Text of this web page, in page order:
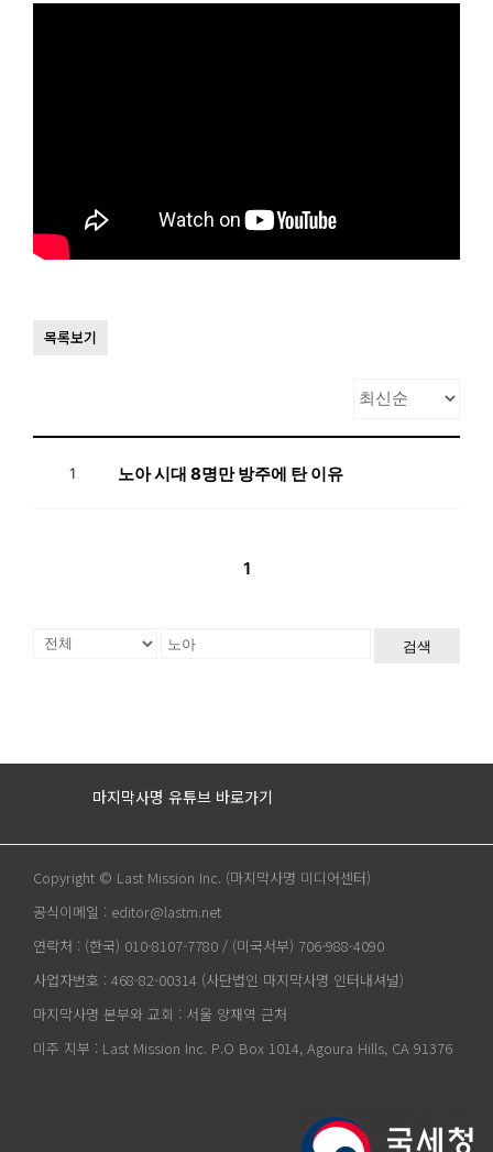
목록보기
1 노아 시대 8명만 방주에 탄 이유
1
검색
마지막사명 유튜브 바로가기
Copyright © Last Mission Inc. (마지막사명 미디어센터)
공식이메일 : editor@lastm.net
연락처 : (한국) 010-8107-7780 / (미국서부) 706-988-4090
사업자번호 : 468-82-00314 (사단법인 마지막사명 인터내셔널)
마지막사명 본부와 교회 : 서울 양재역 근처
미주 지부 : Last Mission Inc. P.O Box 1014, Agoura Hills, CA 91376